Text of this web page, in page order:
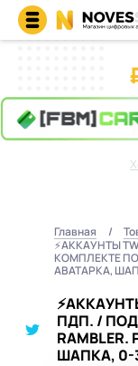
Главная
⚡️АККАУНТЫ
КОМПЛЕКТЕ
АВАТАРКА,
ПДП. /
ШАПКА, 0-